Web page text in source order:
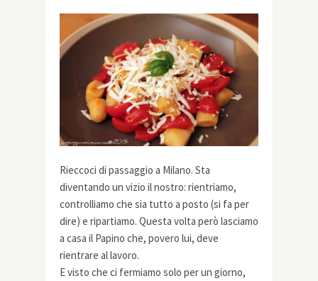
Rieccoci di passaggio a Milano. Sta
diventando un vizio il nostro: rientriamo,
controlliamo che sia tutto a posto (si fa per
dire) e ripartiamo. Questa volta però lasciamo
a casa il Papino che, povero lui, deve
rientrare al lavoro.
E visto che ci fermiamo solo per un giorno,